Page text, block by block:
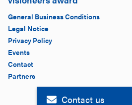
Contact us
General Business Conditions
Legal Notice
Privacy Policy
Events
Contact
Partners